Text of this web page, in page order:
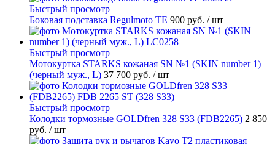
Быстрый просмотр
Боковая подставка Regulmoto TE 900 руб. / шт
Быстрый просмотр
Мотокуртка STARKS кожаная SN №1 (SKIN number 1)
(черный муж., L) 37 700 руб. / шт
Быстрый просмотр
Колодки тормозные GOLDfren 328 S33 (FDB2265) 2 850
руб. / шт